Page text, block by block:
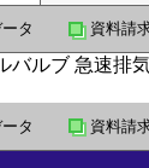
タ 資料請
タ 資料請